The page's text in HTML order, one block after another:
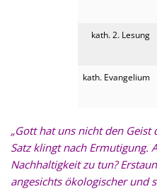
kath. 2. Lesung
kath. Evangelium
„Gott hat uns nicht den Geist
Satz klingt nach Ermutigung.
Nachhaltigkeit zu tun?
angesichts ökologischer und